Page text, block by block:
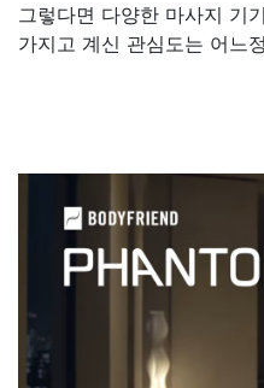
그렇다면 다양한 마사지 기
가지고 계신 관심도는 어느